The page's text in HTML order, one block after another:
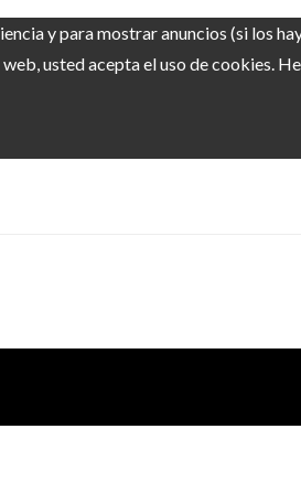
y para mostrar anuncios (si los
usted acepta el uso de cookies.